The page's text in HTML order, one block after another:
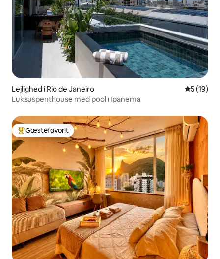
Lejlighed i Rio de Janeiro 5 ud af 5 i
5 (19)
Luksuspenthouse med pool i Ipanema
Bedste gæstefavorit
Gæstefavorit